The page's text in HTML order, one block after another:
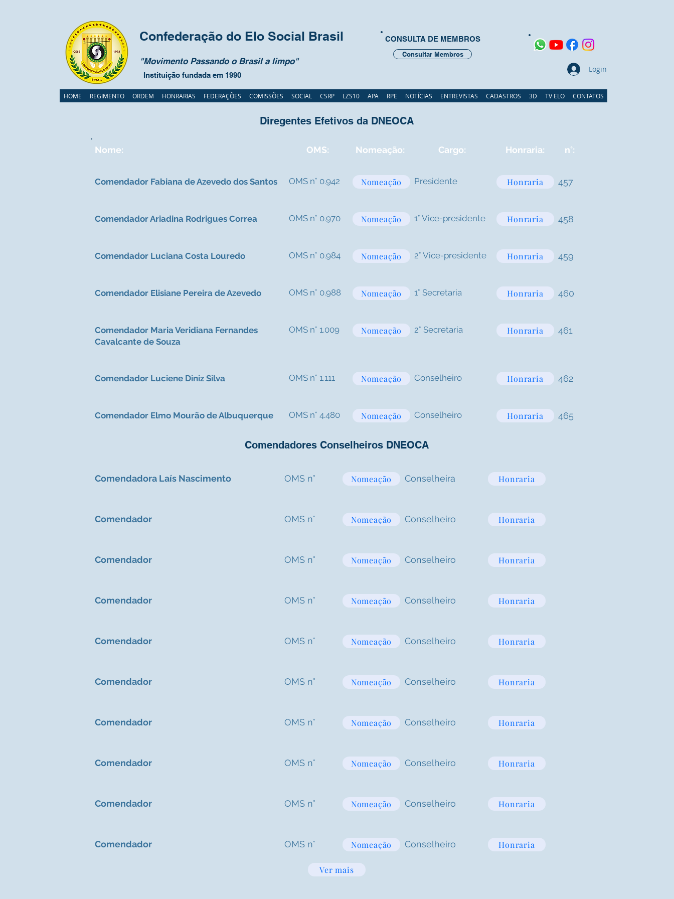
Confederação do Elo Social Brasil
"Movimento Passando o Brasil a limpo"
Instituição fundada em 1990
CONSULTA DE MEMBROS
Consultar Membros
Login
Diregentes Efetivos da DNEOCA
Nome: OMS: Nomeação: Cargo: Honraria: n°:
Comendador Fabiana de Azevedo dos Santos OMS n° 0.942 Nomeação Presidente Honraria 457
Comendador Ariadina Rodrigues Correa OMS n° 0.970 Nomeação 1° Vice-presidente Honraria 458
Comendador Luciana Costa Louredo OMS n° 0.984 Nomeação 2° Vice-presidente Honraria 459
Comendador Elisiane Pereira de Azevedo OMS n° 0.988 Nomeação 1° Secretaria Honraria 460
Comendador Maria Veridiana Fernandes
Cavalcante de Souza
OMS n° 1.009 Nomeação 2° Secretaria Honraria 461
Comendador Luciene Diniz Silva OMS n° 1.111 Nomeação Conselheiro Honraria 462
Comendador Elmo Mourão de Albuquerque OMS n° 4.480 Nomeação Conselheiro Honraria 465
Comendadores Conselheiros DNEOCA
Comendadora Laís Nascimento OMS n° Nomeação Conselheira Honraria
Comendador OMS n° Nomeação Conselheiro Honraria
Comendador OMS n° Nomeação Conselheiro Honraria
Comendador OMS n° Nomeação Conselheiro Honraria
Comendador OMS n° Nomeação Conselheiro Honraria
Comendador OMS n° Nomeação Conselheiro Honraria
Comendador OMS n° Nomeação Conselheiro Honraria
Comendador OMS n° Nomeação Conselheiro Honraria
Comendador OMS n° Nomeação Conselheiro Honraria
Comendador OMS n° Nomeação Conselheiro Honraria
Ver mais
HOME REGIMENTO ORDEM HONRARIAS FEDERAÇÕES COMISSÕES SOCIAL CSRP LZS10 APA RPE NOTÍCIAS ENTREVISTAS CADASTROS 3D TV ELO CONTATOS